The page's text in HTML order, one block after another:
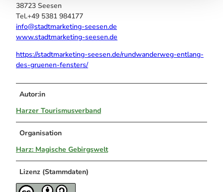
38723 Seesen
Tel.+49 5381 984177
info@stadtmarketing-seesen.de
www.stadtmarketing-seesen.de
https://stadtmarketing-seesen.de/rundwanderweg-entlang-
des-gruenen-fensters/
Autor:in
Harzer Tourismusverband
Organisation
Harz: Magische Gebirgswelt
Lizenz (Stammdaten)